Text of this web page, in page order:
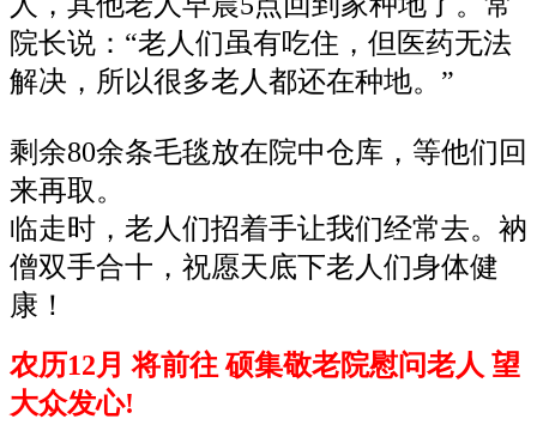
院长说：“老人们虽有吃住，但医药无法
解决，所以很多老人都还在种地。”
剩余80余条毛毯放在院中仓库，等他们回
来再取。
临走时，老人们招着手让我们经常去。衲
僧双手合十，祝愿天底下老人们身体健
康！
农历12月 将前往 硕集敬老院慰问老人 望
大众发心!